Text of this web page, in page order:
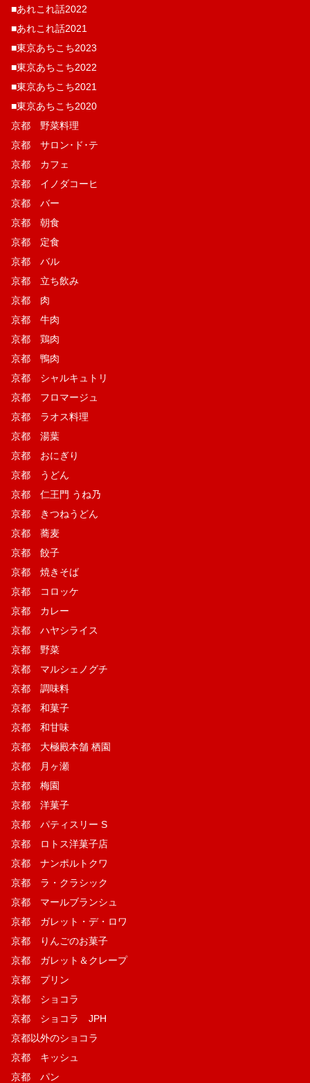
■あれこれ話2022
■あれこれ話2021
■東京あちこち2023
■東京あちこち2022
■東京あちこち2021
■東京あちこち2020
京都 野菜料理
京都 サロン･ド･テ
京都 カフェ
京都 イノダコーヒ
京都 バー
京都 朝食
京都 定食
京都 バル
京都 立ち飲み
京都 肉
京都 牛肉
京都 鶏肉
京都 鴨肉
京都 シャルキュトリ
京都 フロマージュ
京都 ラオス料理
京都 湯葉
京都 おにぎり
京都 うどん
京都 仁王門 うね乃
京都 きつねうどん
京都 蕎麦
京都 餃子
京都 焼きそば
京都 コロッケ
京都 カレー
京都 ハヤシライス
京都 野菜
京都 マルシェノグチ
京都 調味料
京都 和菓子
京都 和甘味
京都 大極殿本舗 栖園
京都 月ヶ瀬
京都 梅園
京都 洋菓子
京都 パティスリー S
京都 ロトス洋菓子店
京都 ナンポルトクワ
京都 ラ・クラシック
京都 マールブランシュ
京都 ガレット・デ・ロワ
京都 りんごのお菓子
京都 ガレット＆クレープ
京都 プリン
京都 ショコラ
京都 ショコラ JPH
京都以外のショコラ
京都 キッシュ
京都 パン